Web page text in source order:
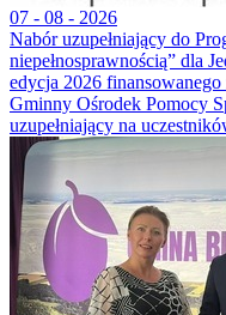
07 - 08 - 2026
Nabór uzupełniający do
niepełnosprawnością” dla
edycja 2026
Gminny Ośrodek Pomocy
uzupełniający na